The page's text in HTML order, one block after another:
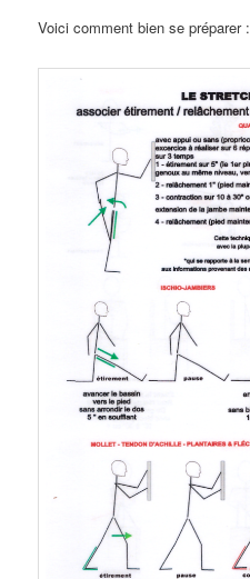
Voici comment bien se préparer :